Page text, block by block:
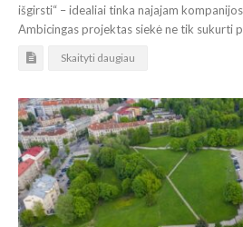
išgirsti“ – idealiai tinka najajam
Ambicingas projektas siekė ne tik sukurti
Skaityti daugiau